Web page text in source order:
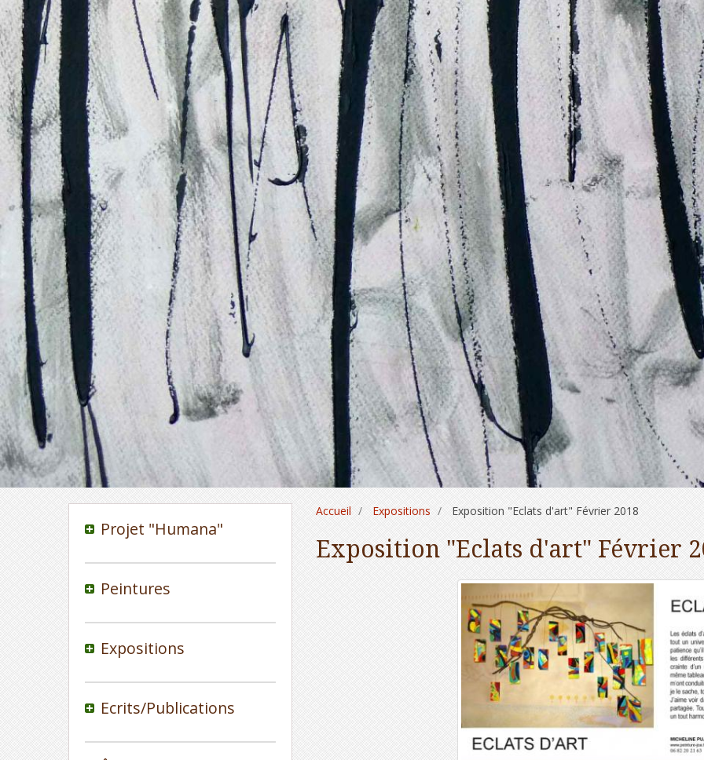
Accueil Expositions Exposition "Eclats d'art" Février 2018
Exposition "Eclats d'art" Février
Projet "Humana"
Peintures
Expositions
Ecrits/Publications